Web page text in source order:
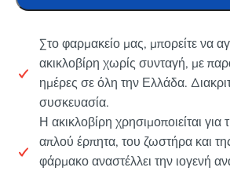
Στο φαρμακείο μας, μπορείτε να
ακικλοβίρη χωρίς συνταγή, με
ημέρες σε όλη την Ελλάδα.
συσκευασία.
Η ακικλοβίρη χρησιμοποιείται για
απλού έρπητα, του ζωστήρα και
φάρμακο αναστέλλει την ιογενή